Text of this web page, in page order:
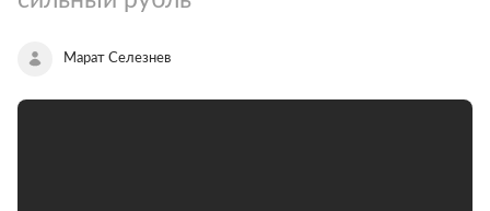
Марат Селезнев